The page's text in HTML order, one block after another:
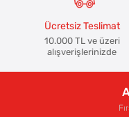
Ücretsiz Teslimat
10.000 TL ve üzeri
alışverişlerinizde